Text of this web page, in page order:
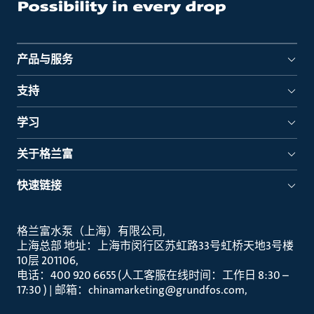
产品与服务
支持
学习
关于格兰富
快速链接
格兰富水泵（上海）有限公司
上海总部 地址：上海市闵行区苏虹路33号虹桥天地3号楼
10层 201106
电话：400 920 6655 (人工客服在线时间：工作日 8:30 –
17:30 ) | 邮箱：chinamarketing@grundfos.com